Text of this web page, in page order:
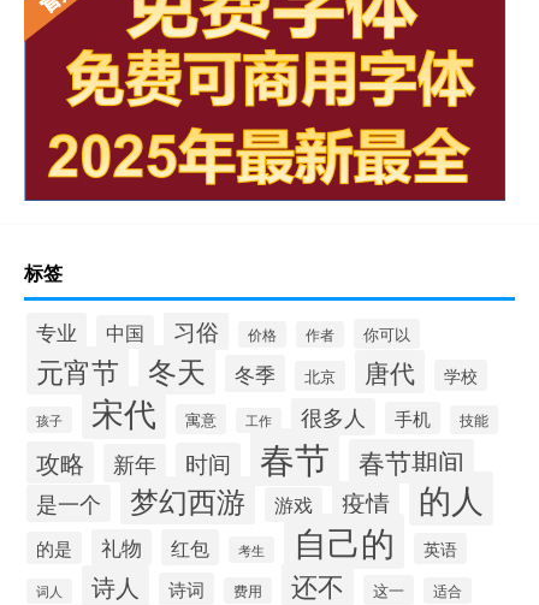
标签
专业 中国 习俗 价格 作者 你可以
元宵节 冬天 冬季 北京 唐代 学校
孩子 宋代 寓意 工作 很多人 手机 技能
攻略 新年 时间 春节 春节期间
是一个 梦幻西游 游戏 疫情 的人
的是 礼物 红包 考生 自己的 英语
词人 诗人 诗词 费用 还不 这一 适合